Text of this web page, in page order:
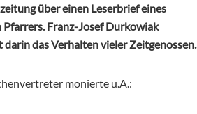
über einen Leserbrief eines
Pfarrers. Franz-Josef Durkowiak
das Verhalten vieler Zeitgenossen.
monierte u.A.: